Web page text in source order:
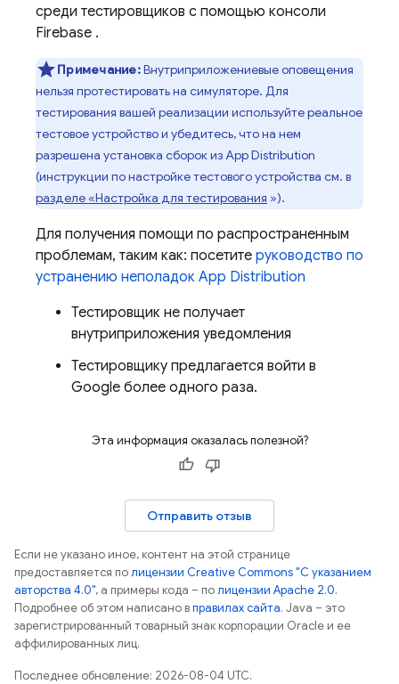
среди тестировщиков с помощью консоли
Firebase .
Примечание:Внутриприложениевые оповещения
нельзя протестировать на симуляторе. Для
тестирования вашей реализации используйте реальное
тестовое устройство и убедитесь, что на нем
разрешена установка сборок изApp Distribution
(инструкции по настройке тестового устройства см. в
разделе «Настройка для тестирования »).
Для получения помощи по распространенным
проблемам, таким как: посетите руководство по
устранению неполадок App Distribution
Тестировщик не получает
внутриприложения уведомления
Тестировщику предлагается войти в
Google более одного раза.
Эта информация оказалась полезной?
Отправить отзыв
Если не указано иное, контент на этой странице
предоставляется полицензии Creative Commons "С указанием
авторства 4.0", а примеры кода – полицензии Apache 2.0.
Подробнее об этом написано вправилах сайта. Java – это
зарегистрированный товарный знак корпорации Oracle и ее
аффилированных лиц.
Последнее обновление: 2026-08-04 UTC.